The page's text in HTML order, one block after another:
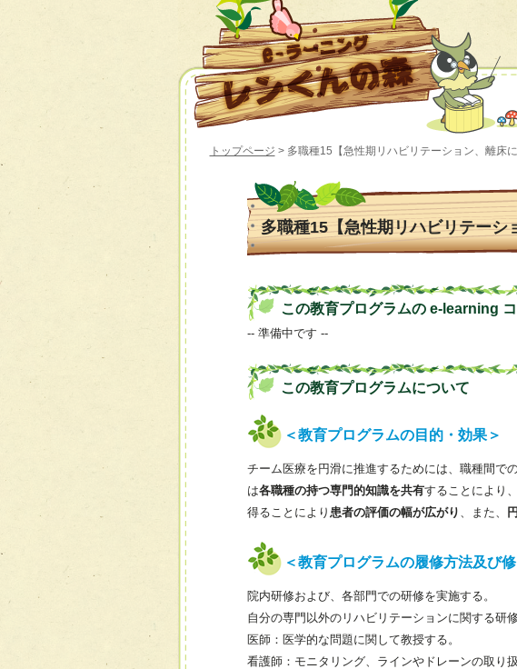
トップページ > 多職種15【急性期リハビリテーション、離床
多職種15【急性期リハビリテー
この教育プログラムの e-learning
-- 準備中です --
この教育プログラムについて
＜教育プログラムの目的・効果＞
チーム医療を円滑に推進するためには、職種間で
は各職種の持つ専門的知識を共有することにより
得ることにより 患者の評価の幅が広がり 、また、
＜教育プログラムの履修方法及び
院内研修および、各部門での研修を実施する。
自分の専門以外のリハビリテーションに関する研
医師：医学的な問題に関して教授する。
看護師：モニタリング、ラインやドレーンの取り